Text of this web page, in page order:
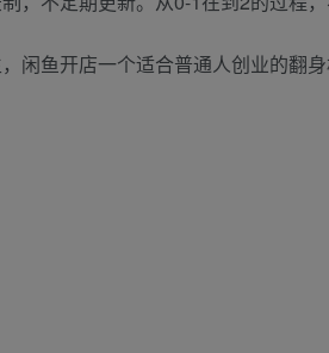
闲鱼开店一个适合普通人创业的翻身